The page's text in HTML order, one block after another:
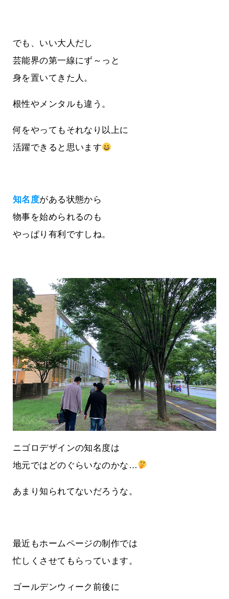
でも、いい大人だし
芸能界の第一線にず～っと
身を置いてきた人。
根性やメンタルも違う。
何をやってもそれなり以上に
活躍できると思います
知名度がある状態から
物事を始められるのも
やっぱり有利ですしね。
ニゴロデザインの知名度は
地元ではどのぐらいなのかな…
あまり知られてないだろうな。
最近もホームページの制作では
忙しくさせてもらっています。
ゴールデンウィーク前後に